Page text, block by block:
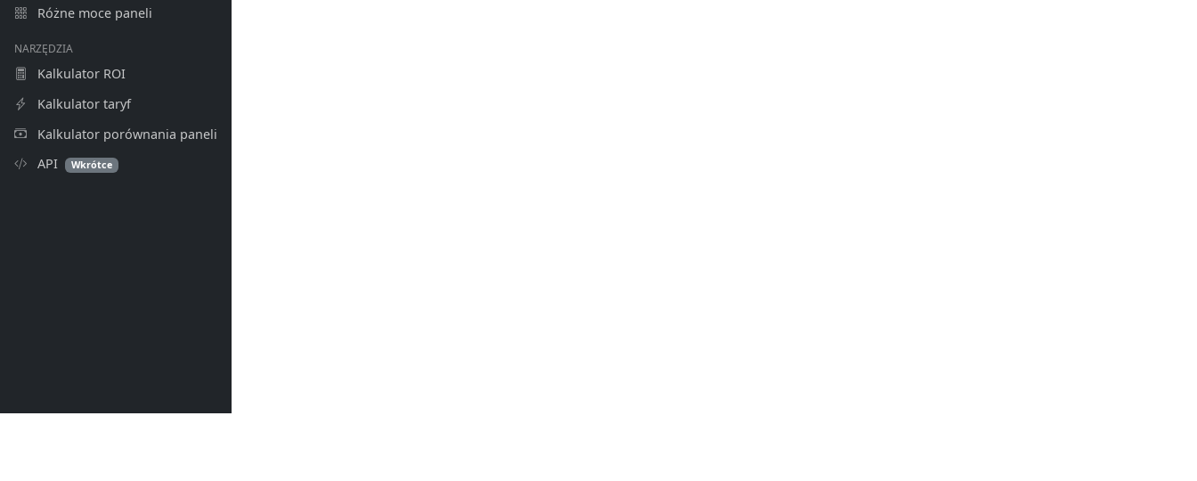
Różne moce paneli
NARZĘDZIA
Kalkulator ROI
Kalkulator taryf
Kalkulator porównania paneli
API
Wkrótce